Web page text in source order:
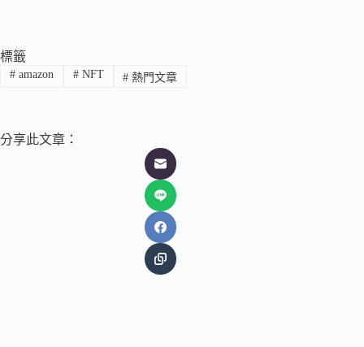
標籤
#amazon #NFT # 熱門文章
分享此文章：